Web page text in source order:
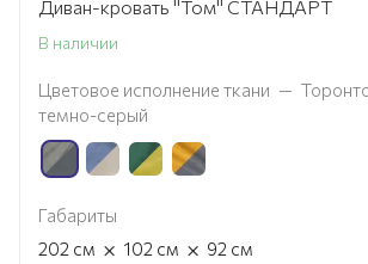
Диван-кровать "Том" СТАНДАРТ
В наличии
Цветовое исполнение ткани —
темно-серый
Габариты
202 см × 102 см × 92 см